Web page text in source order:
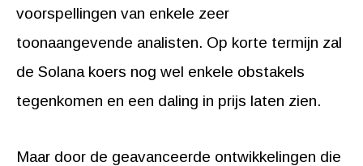
voorspellingen van enkele zeer
toonaangevende analisten. Op korte termijn zal
de Solana koers nog wel enkele obstakels
tegenkomen en een daling in prijs laten zien.
Maar door de geavanceerde ontwikkelingen die